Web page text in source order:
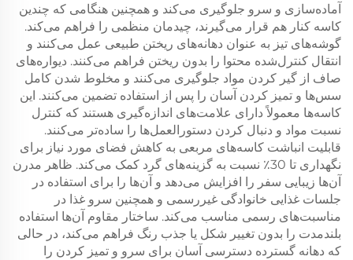
آماده‌سازی و سرو جلوگیری می‌کند و همچنین هنگامی که چندین
کاسه کنار هم قرار می‌گیرند، چیدمان منظمی را فراهم می‌کند.
گوشه‌های تیز به عنوان دهانه‌های ریختن طبیعی عمل می‌کنند و
انتقال کنترل‌شده محتوا را بدون ریختن فراهم می‌کنند. دیواره‌های
صاف از گیر کردن مواد جلوگیری می‌کنند و مخلوط شدن کامل
سس‌ها و تمیز کردن آسان را پس از استفاده تضمین می‌کنند. این
کاسه‌ها معمولاً دارای علامت‌های اندازه‌گیری هستند که کنترل
نسبت مواد و دنبال کردن دستورالعمل‌ها را ساده‌تر می‌کنند.
قابلیت انباشت کاسه‌های مربعی به کاهش فضای مورد نیاز برای
نگهداری تا 30٪ نسبت به گزینه‌های گرد کمک می‌کند. ظاهر مدرن
آن‌ها زیبایی سفر را افزایش می‌دهد و آن‌ها را برای استفاده در
جلسات غذایی خانوادگی غیررسمی و همچنین سرو غذا در
مناسبت‌های رسمی مناسب می‌کند. ساختار مقاوم آن‌ها استفاده
بلندمدت را بدون تغییر شکل یا جذب رنگ فراهم می‌کند، در حالی
که دهانه گسترده دسترسی آسان برای سرو و تمیز کردن را